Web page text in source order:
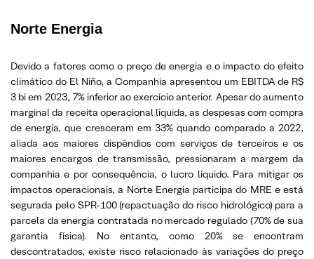
Norte Energia
Devido a fatores como o preço de energia e o impacto do efeito
climático do El Niño, a Companhia apresentou um EBITDA de R$
3 bi em 2023, 7% inferior ao exercício anterior. Apesar do aumento
marginal da receita operacional líquida, as despesas com compra
de energia, que cresceram em 33% quando comparado a 2022,
aliada aos maiores dispêndios com serviços de terceiros e os
maiores encargos de transmissão, pressionaram a margem da
companhia e por consequência, o lucro líquido. Para mitigar os
impactos operacionais, a Norte Energia participa do MRE e está
segurada pelo SPR-100 (repactuação do risco hidrológico) para a
parcela da energia contratada no mercado regulado (70% de sua
garantia física). No entanto, como 20% se encontram
descontratados, existe risco relacionado às variações do preço